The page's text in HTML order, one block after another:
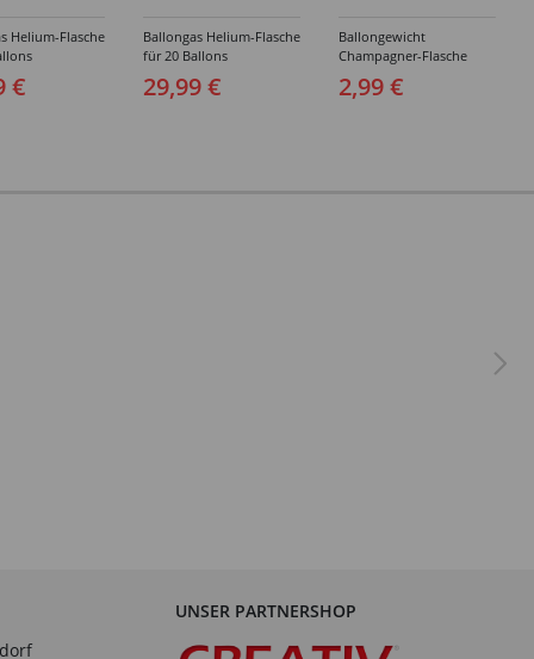
Helium-Flasche
€
Ballongas Helium-Flasche
für 20 Ballons
29,99 €
Ballongewicht
Champagner-Flasche
2,99 €
UNSER PARTNERSHOP